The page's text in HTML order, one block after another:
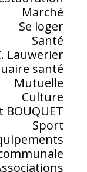
Marché
Se loger
Santé
Lauwerier
santé
Mutuelle
Culture
Sport